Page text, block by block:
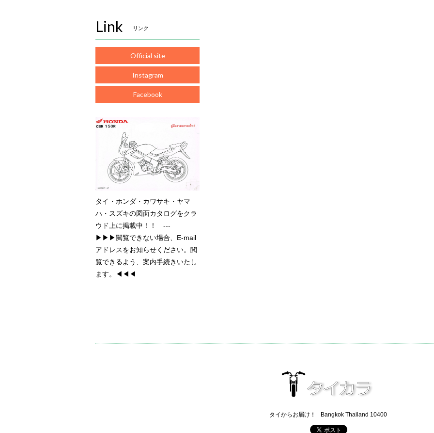
Link リンク
Official site
Instagram
Facebook
タイ・ホンダ・カワサキ・ヤマ
ハ・スズキの図面カタログをクラ
ウド上に掲載中！！ ---
▶▶▶閲覧できない場合、E-mail
アドレスをお知らせください。閲
覧できるよう、案内手続きいたし
ます。◀◀◀
タイからお届け！ Bangkok Thailand 10400